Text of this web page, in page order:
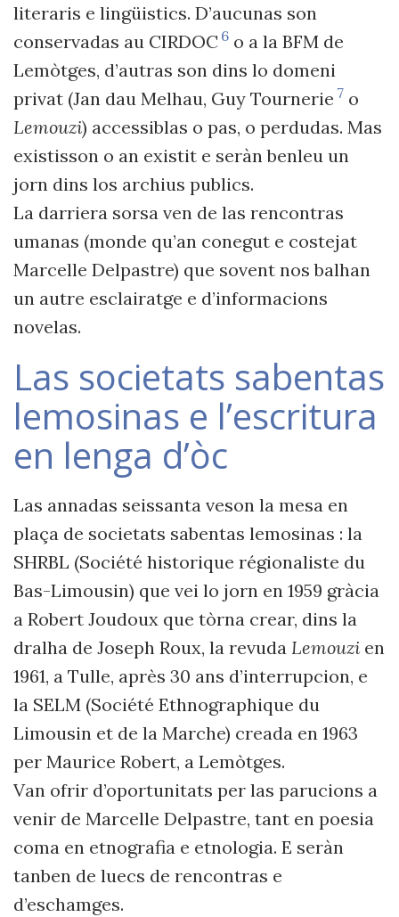
literaris e lingüistics. D’aucunas son
conservadas au CIRDOC 6 o a la BFM de
Lemòtges, d’autras son dins lo domeni
privat (Jan dau Melhau, Guy Tournerie 7 o
Lemouzi) accessiblas o pas, o perdudas. Mas
existisson o an existit e seràn benleu un
jorn dins los archius publics.
La darriera sorsa ven de las rencontras
umanas (monde qu’an conegut e costejat
Marcelle Delpastre) que sovent nos balhan
un autre esclairatge e d’informacions
novelas.
Las societats sabentas
lemosinas e l’escritura
en lenga d’òc
Las annadas seissanta veson la mesa en
plaça de societats sabentas lemosinas : la
SHRBL (Société historique régionaliste du
Bas-Limousin) que vei lo jorn en 1959 gràcia
a Robert Joudoux que tòrna crear, dins la
dralha de Joseph Roux, la revuda Lemouzi en
1961, a Tulle, après 30 ans d’interrupcion, e
la SELM (Société Ethnographique du
Limousin et de la Marche) creada en 1963
per Maurice Robert, a Lemòtges.
Van ofrir d’oportunitats per las parucions a
venir de Marcelle Delpastre, tant en poesia
coma en etnografia e etnologia. E seràn
tanben de luecs de rencontras e
d’eschamges.